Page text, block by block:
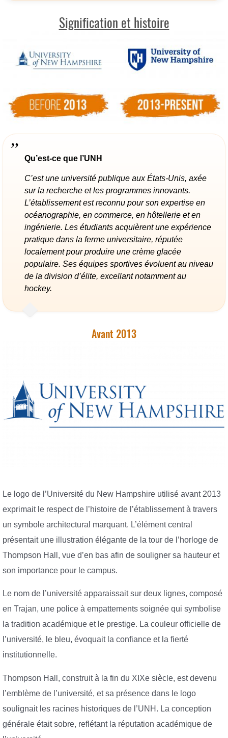
Signification et histoire
Qu’est-ce que l’UNH
C’est une université publique aux États-Unis, axée
sur la recherche et les programmes innovants.
L’établissement est reconnu pour son expertise en
océanographie, en commerce, en hôtellerie et en
ingénierie. Les étudiants acquièrent une expérience
pratique dans la ferme universitaire, réputée
localement pour produire une crème glacée
populaire. Ses équipes sportives évoluent au niveau
de la division d’élite, excellant notamment au
hockey.
Avant 2013
Le logo de l’Université du New Hampshire utilisé avant 2013
exprimait le respect de l’histoire de l’établissement à travers
un symbole architectural marquant. L’élément central
présentait une illustration élégante de la tour de l’horloge de
Thompson Hall, vue d’en bas afin de souligner sa hauteur et
son importance pour le campus.
Le nom de l’université apparaissait sur deux lignes, composé
en Trajan, une police à empattements soignée qui symbolise
la tradition académique et le prestige. La couleur officielle de
l’université, le bleu, évoquait la confiance et la fierté
institutionnelle.
Thompson Hall, construit à la fin du XIXe siècle, est devenu
l’emblème de l’université, et sa présence dans le logo
soulignait les racines historiques de l’UNH. La conception
générale était sobre, reflétant la réputation académique de